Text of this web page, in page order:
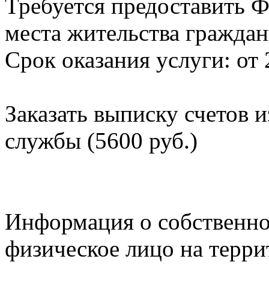
Требуется
места жительства
Срок оказания услуги: от
Заказать выписку счетов
службы (5600 руб.)
Информация о
физическое лицо на